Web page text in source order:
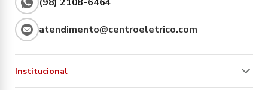
atendimento@centroeletrico.com
Institucional